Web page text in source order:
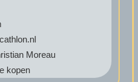
Moreau
kopen